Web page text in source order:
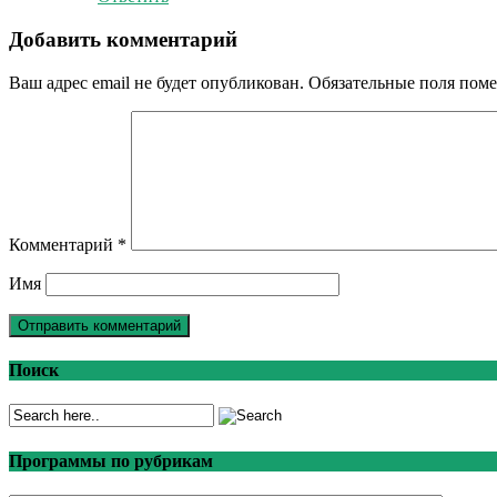
Добавить комментарий
Ваш адрес email не будет опубликован. Обязательные поля
Комментарий *
Имя
Поиск
Программы по рубрикам